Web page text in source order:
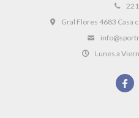
Gral Flores 4683 Casa
Lunes a
